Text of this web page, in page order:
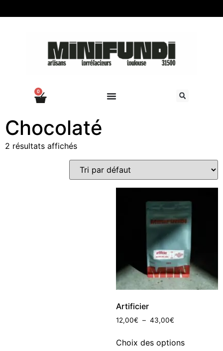
0
Chocolaté
2 résultats affichés
Artificier
12,00€ – 43,00€
Choix des options